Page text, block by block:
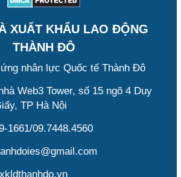
XUẤT KHẨU LAO ĐỘNG
THÀNH ĐÔ
nhân lực Quốc tế Thành Đô
Web3 Tower, số 15 ngõ 4 Duy
TP Hà Nội
1661/09.7448.4560